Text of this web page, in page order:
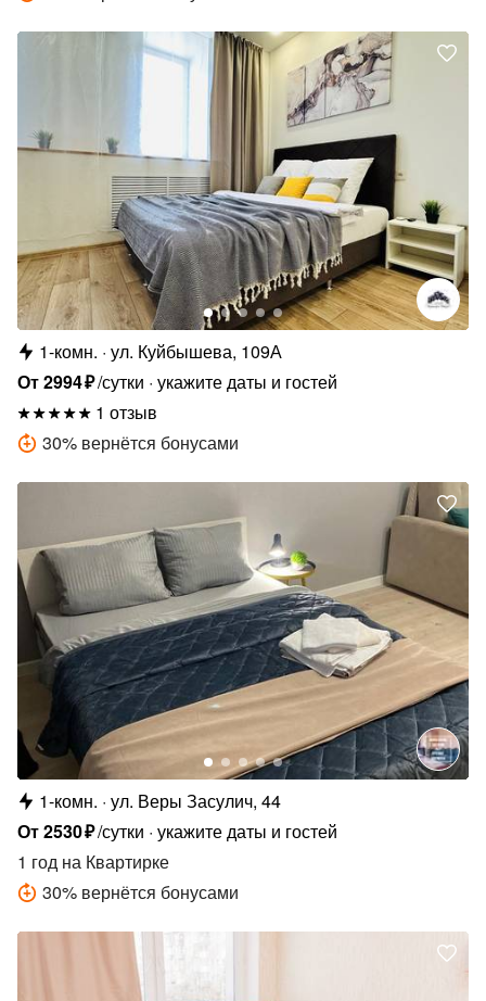
1-комн. ул. Куйбышева, 109А
От2994₽/сутки укажите даты и гостей
1 отзыв
30% вернётся бонусами
1-комн. ул. Веры Засулич, 44
От2530₽/сутки укажите даты и гостей
1 год на Квартирке
30% вернётся бонусами